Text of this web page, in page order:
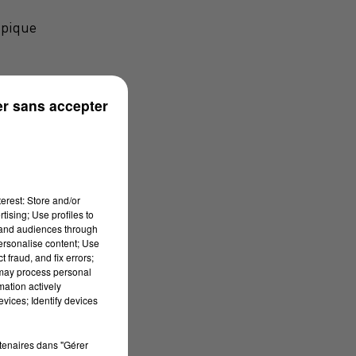
Store and/or
Use profiles to
audiences through
content; Use
fraud, and fix errors;
process personal
actively
Identify devices
dans "Gérer
sans accepter